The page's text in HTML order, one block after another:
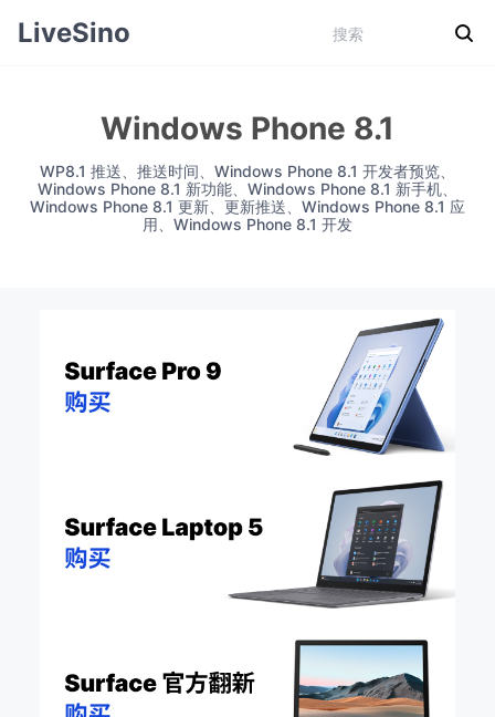
LiveSino
Windows Phone 8.1
WP8.1 推送、推送时间、Windows Phone 8.1 开发者预览、
Windows Phone 8.1 新功能、Windows Phone 8.1 新手机、
Windows Phone 8.1 更新、更新推送、Windows Phone 8.1 应
用、Windows Phone 8.1 开发